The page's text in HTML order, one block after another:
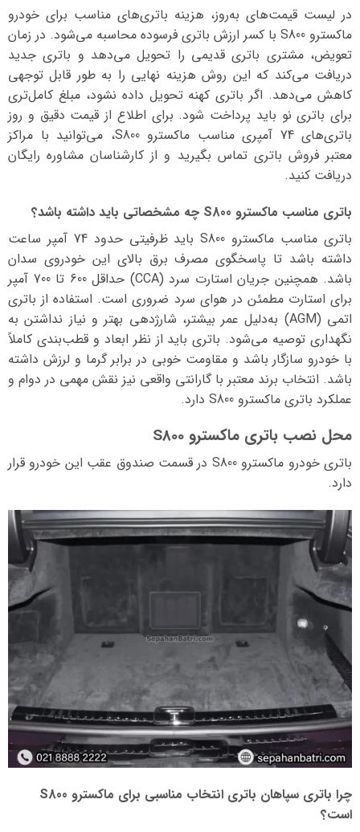
در لیست قیمت‌های به‌روز، هزینه باتری‌های مناسب برای خودرو
ماکسترو S800 با کسر ارزش باتری فرسوده محاسبه می‌شود. در زمان
تعویض، مشتری باتری قدیمی را تحویل می‌دهد و باتری جدید
دریافت می‌کند که این روش هزینه نهایی را به طور قابل توجهی
کاهش می‌دهد. اگر باتری کهنه تحویل داده نشود، مبلغ کامل‌تری
برای باتری نو باید پرداخت شود. برای اطلاع از قیمت دقیق و روز
باتری‌های 74 آمپری مناسب ماکسترو S800، می‌توانید با مراکز
معتبر فروش باتری تماس بگیرید و از کارشناسان مشاوره رایگان
دریافت کنید.
باتری مناسب ماکسترو S800 چه مشخصاتی باید داشته باشد؟
باتری مناسب ماکسترو S800 باید ظرفیتی حدود 74 آمپر ساعت
داشته باشد تا پاسخگوی مصرف برق بالای این خودروی سدان
باشد. همچنین جریان استارت سرد (CCA) حداقل 600 تا 700 آمپر
برای استارت مطمئن در هوای سرد ضروری است. استفاده از باتری
اتمی (AGM) به‌دلیل عمر بیشتر، شارژدهی بهتر و نیاز نداشتن به
نگهداری توصیه می‌شود. باتری باید از نظر ابعاد و قطب‌بندی کاملاً
با خودرو سازگار باشد و مقاومت خوبی در برابر گرما و لرزش داشته
باشد. انتخاب برند معتبر با گارانتی واقعی نیز نقش مهمی در دوام و
عملکرد باتری ماکسترو S800 دارد.
محل نصب باتری ماکسترو S800
باتری خودرو ماکسترو S800 در قسمت صندوق عقب این خودرو قرار
دارد.
چرا باتری سپاهان باتری انتخاب مناسبی برای ماکسترو S800
است؟